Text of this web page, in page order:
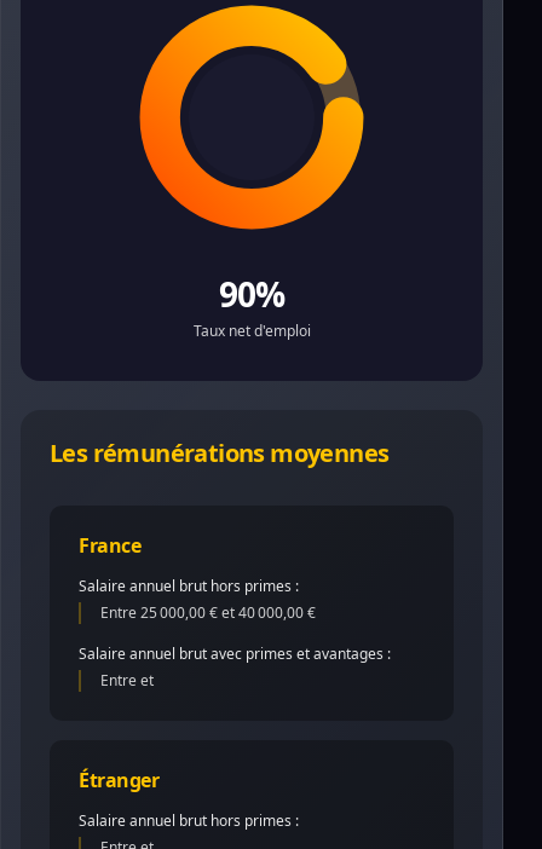
90%
Taux net d'emploi
Les rémunérations moyennes
France
Salaire annuel brut hors primes :
Entre 25 000,00 € et 40 000,00 €
Salaire annuel brut avec primes et avantages :
Entre et
Étranger
Salaire annuel brut hors primes :